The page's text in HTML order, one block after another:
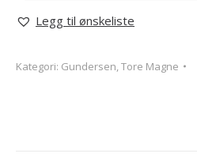
Legg til ønskeliste
Kategori: Gundersen, Tore Magne